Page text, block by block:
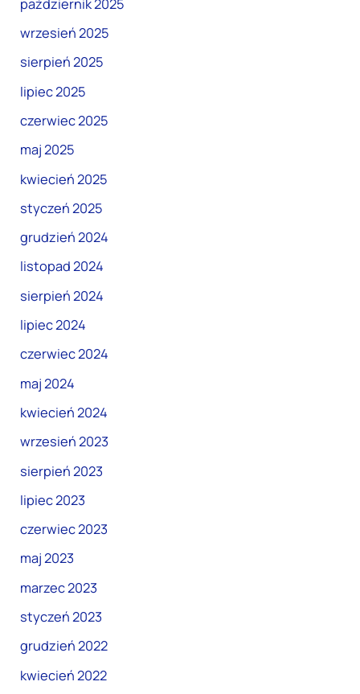
październik 2025
wrzesień 2025
sierpień 2025
lipiec 2025
czerwiec 2025
maj 2025
kwiecień 2025
styczeń 2025
grudzień 2024
listopad 2024
sierpień 2024
lipiec 2024
czerwiec 2024
maj 2024
kwiecień 2024
wrzesień 2023
sierpień 2023
lipiec 2023
czerwiec 2023
maj 2023
marzec 2023
styczeń 2023
grudzień 2022
kwiecień 2022